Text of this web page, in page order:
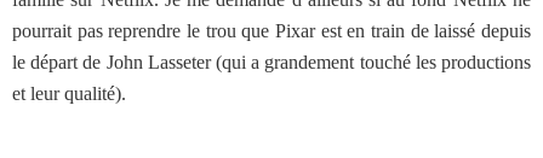
pourrait pas reprendre le trou que Pixar est en train de laissé depuis
le départ de John Lasseter (qui a grandement touché les productions
et leur qualité).